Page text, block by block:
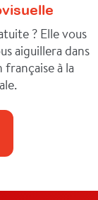
? Elle vous
aiguillera dans
à la